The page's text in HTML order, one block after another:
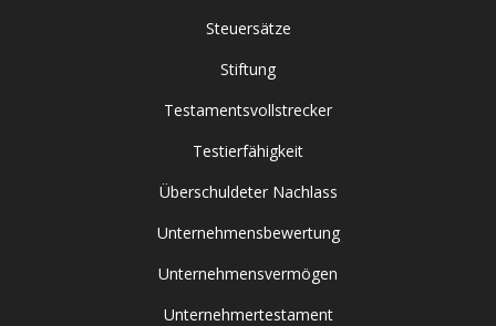
Steuersätze
Stiftung
Testamentsvollstrecker
Testierfähigkeit
Überschuldeter Nachlass
Unternehmensbewertung
Unternehmensvermögen
Unternehmertestament